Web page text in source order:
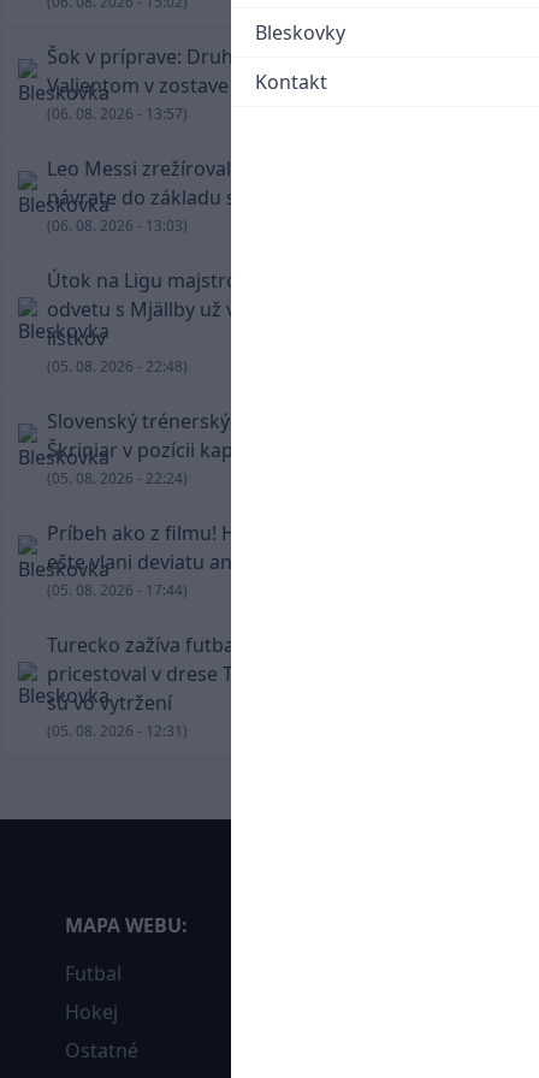
Bleskovky
Kontakt
Šok v príprave: Druholigová Mallorca s
Valjentom v zostave zdolala PSG
(06. 08. 2026 - 13:57)
Leo Messi zrežíroval obrat Interu Miami, pri
návrate do základu strelil dva góly
(06. 08. 2026 - 13:03)
Útok na Ligu majstrov láka! Slovan hlási na
odvetu s Mjällby už viac ako 13-tisíc predaných
lístkov
(05. 08. 2026 - 22:48)
Slovenský trénerský súboj pre Borbélyho,
Škriniar v pozícii kapitána potiahol Fenerbahce
(05. 08. 2026 - 22:24)
Príbeh ako z filmu! Hrdina Slovana Kianga hral
ešte vlani deviatu anglickú ligu
(05. 08. 2026 - 17:44)
Turecko zažíva futbalové šialenstvo! Salah
pricestoval v drese Trabzonsporu, fanúšikovia
sú vo vytržení
(05. 08. 2026 - 12:31)
MAPA WEBU:
Futbal
Hokej
Ostatné